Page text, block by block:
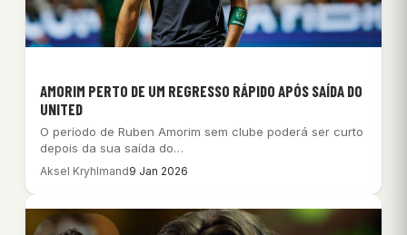
AMORIM PERTO DE UM REGRESSO RÁPIDO APÓS SAÍDA DO
UNITED
O período de Ruben Amorim sem clube poderá ser curto
depois da sua saída do…
Aksel Kryhlmand9 Jan 2026